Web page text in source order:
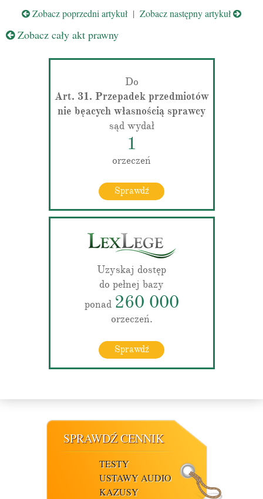
Zobacz poprzedni artykuł | Zobacz następny artykuł
Zobacz cały akt prawny
Do
Art. 31. Przepadek przedmiotów
nie bęacych własnością sprawcy
sąd wydał
1
orzeczeń
Sprawdź
Uzyskaj dostęp
do pełnej bazy
ponad 260 000
orzeczeń.
Sprawdź
SPRAWDŹ CENNIK
TESTY
USTAWY AUDIO
KAZUSY